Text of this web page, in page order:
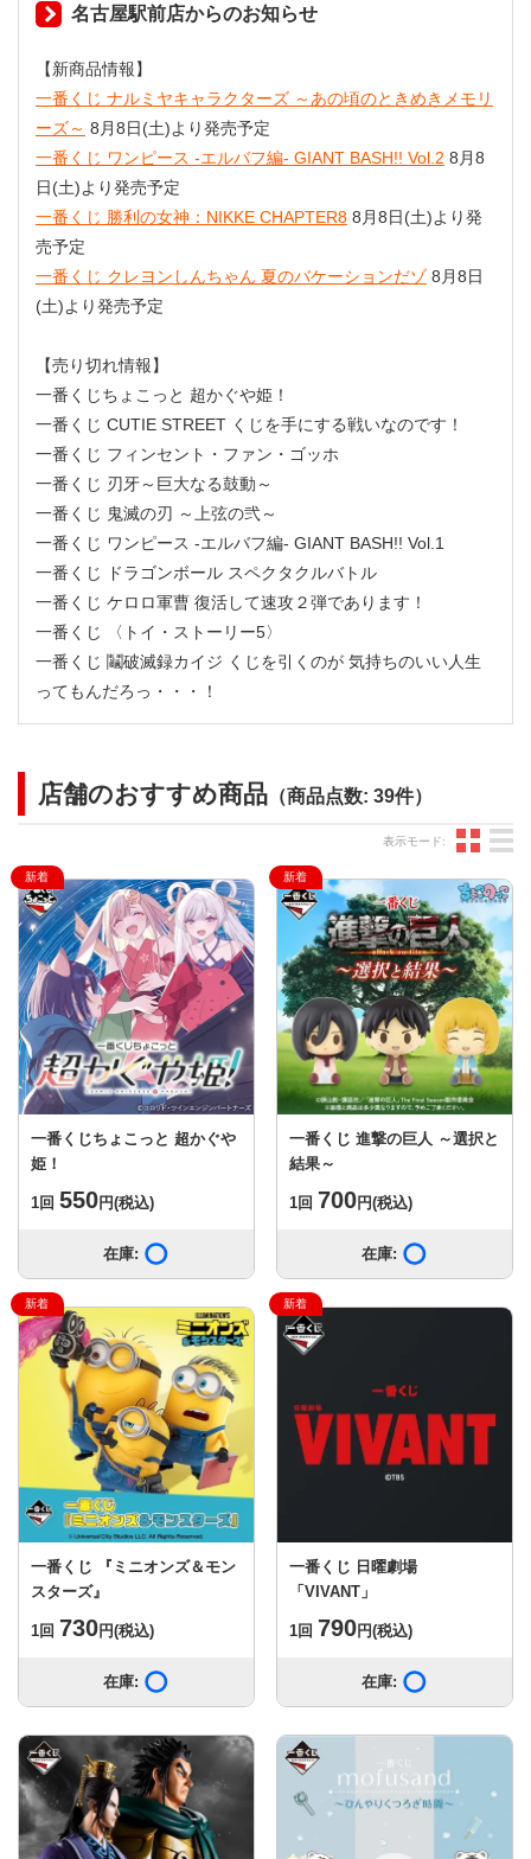
名古屋駅前店からのお知らせ
【新商品情報】
一番くじ ナルミヤキャラクターズ ～あの頃のときめきメモリ
ーズ～ 8月8日(土)より発売予定
一番くじ ワンピース -エルバフ編- GIANT BASH!! Vol.2 8月8
日(土)より発売予定
一番くじ 勝利の女神：NIKKE CHAPTER8 8月8日(土)より発
売予定
一番くじ クレヨンしんちゃん 夏のバケーションだゾ8月8日
(土)より発売予定
【売り切れ情報】
一番くじちょこっと 超かぐや姫！
一番くじ CUTIE STREET くじを手にする戦いなのです！
一番くじ フィンセント・ファン・ゴッホ
一番くじ 刃牙～巨大なる鼓動～
一番くじ 鬼滅の刃 ～上弦の弐～
一番くじ ワンピース -エルバフ編- GIANT BASH!! Vol.1
一番くじ ドラゴンボール スペクタクルバトル
一番くじ ケロロ軍曹 復活して速攻２弾であります！
一番くじ 〈トイ・ストーリー5〉
一番くじ 鬮破滅録カイジ くじを引くのが 気持ちのいい人生
ってもんだろっ・・・！
店舗のおすすめ商品（商品点数: 39件）
表示モード: グ
一番くじちょこっと 超かぐや
姫！
1回 550円(税込)
在庫:
一番くじ 進撃の巨人 ～選択と
結果～
1回 700円(税込)
在庫:
一番くじ 『ミニオンズ＆モン
スターズ』
1回 730円(税込)
在庫:
一番くじ 日曜劇場
「VIVANT」
1回 790円(税込)
在庫: